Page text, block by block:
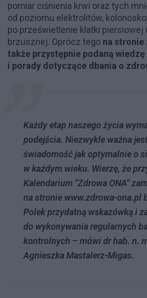
pomiar ciśnienia krwi oraz tych
od poziomu elektrolitów,
po prześwietlenie klatki piersiowej
brzusznej. Oprócz tego na stronie
także przystępnie podaną
i porady dotyczące dbania o
Każdy etap naszego życia
podejścia. Niezwykle ważna
świadomość jak optymalnie o
w każdym wieku. Wierzę, że
Kalendarium "Zdrowa ONA"
na stronie www.zdrowa-ona.pl
Polek przydatną wskazówką i
do wykonywania regularnych
kontrolnych – mówi dr hab. n.
Agnieszka Mastalerz-Migas.